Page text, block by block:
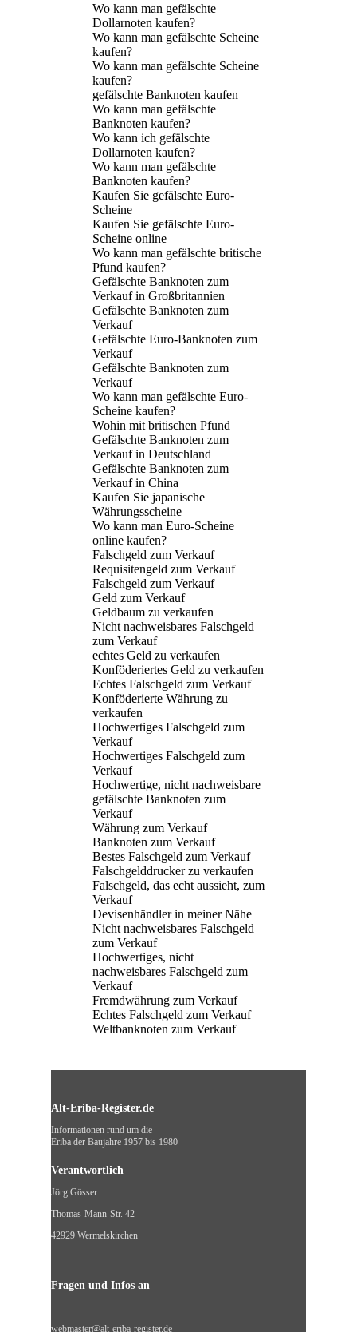
Wo kann man gefälschte
Dollarnoten kaufen?
Wo kann man gefälschte Scheine
kaufen?
Wo kann man gefälschte Scheine
kaufen?
gefälschte Banknoten kaufen
Wo kann man gefälschte
Banknoten kaufen?
Wo kann ich gefälschte
Dollarnoten kaufen?
Wo kann man gefälschte
Banknoten kaufen?
Kaufen Sie gefälschte Euro-
Scheine
Kaufen Sie gefälschte Euro-
Scheine online
Wo kann man gefälschte britische
Pfund kaufen?
Gefälschte Banknoten zum
Verkauf in Großbritannien
Gefälschte Banknoten zum
Verkauf
Gefälschte Euro-Banknoten zum
Verkauf
Gefälschte Banknoten zum
Verkauf
Wo kann man gefälschte Euro-
Scheine kaufen?
Wohin mit britischen Pfund
Gefälschte Banknoten zum
Verkauf in Deutschland
Gefälschte Banknoten zum
Verkauf in China
Kaufen Sie japanische
Währungsscheine
Wo kann man Euro-Scheine
online kaufen?
Falschgeld zum Verkauf
Requisitengeld zum Verkauf
Falschgeld zum Verkauf
Geld zum Verkauf
Geldbaum zu verkaufen
Nicht nachweisbares Falschgeld
zum Verkauf
echtes Geld zu verkaufen
Konföderiertes Geld zu verkaufen
Echtes Falschgeld zum Verkauf
Konföderierte Währung zu
verkaufen
Hochwertiges Falschgeld zum
Verkauf
Hochwertiges Falschgeld zum
Verkauf
Hochwertige, nicht nachweisbare
gefälschte Banknoten zum
Verkauf
Währung zum Verkauf
Banknoten zum Verkauf
Bestes Falschgeld zum Verkauf
Falschgelddrucker zu verkaufen
Falschgeld, das echt aussieht, zum
Verkauf
Devisenhändler in meiner Nähe
Nicht nachweisbares Falschgeld
zum Verkauf
Hochwertiges, nicht
nachweisbares Falschgeld zum
Verkauf
Fremdwährung zum Verkauf
Echtes Falschgeld zum Verkauf
Weltbanknoten zum Verkauf
Alt-Eriba-Register.de
Informationen rund um die
Eriba der Baujahre 1957 bis 1980
Verantwortlich
Jörg Gösser
Thomas-Mann-Str. 42
42929 Wermelskirchen
Fragen und Infos an
webmaster@alt-eriba-register.de